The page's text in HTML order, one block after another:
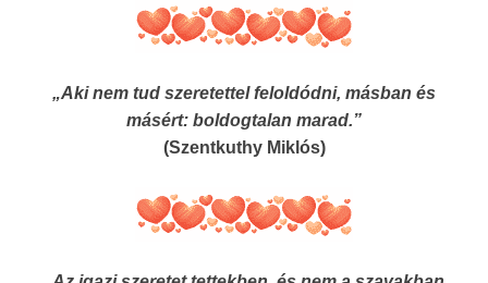
„Aki nem tud szeretettel feloldódni, másban és
másért: boldogtalan marad.”
(Szentkuthy Miklós)